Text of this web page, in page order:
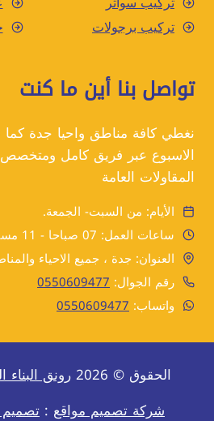
تركيب برجولات
تواصل بنا أين ما كنت
نغطي كافة مناطق واحيا جدة
الاسبوع عبر فريق كامل
المقاولات العامة
الأيام: من السبت- الجمعة.
ساعات العمل: 07 صباحا - 11 مساءً.
العنوان: جدة ، جميع الاحياء
رقم الجوال: 0550609477
واتساب: 0550609477
الحقوق © 2026
رونق
شركة تصميم مواقع :